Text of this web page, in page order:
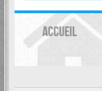
ACCUEIL